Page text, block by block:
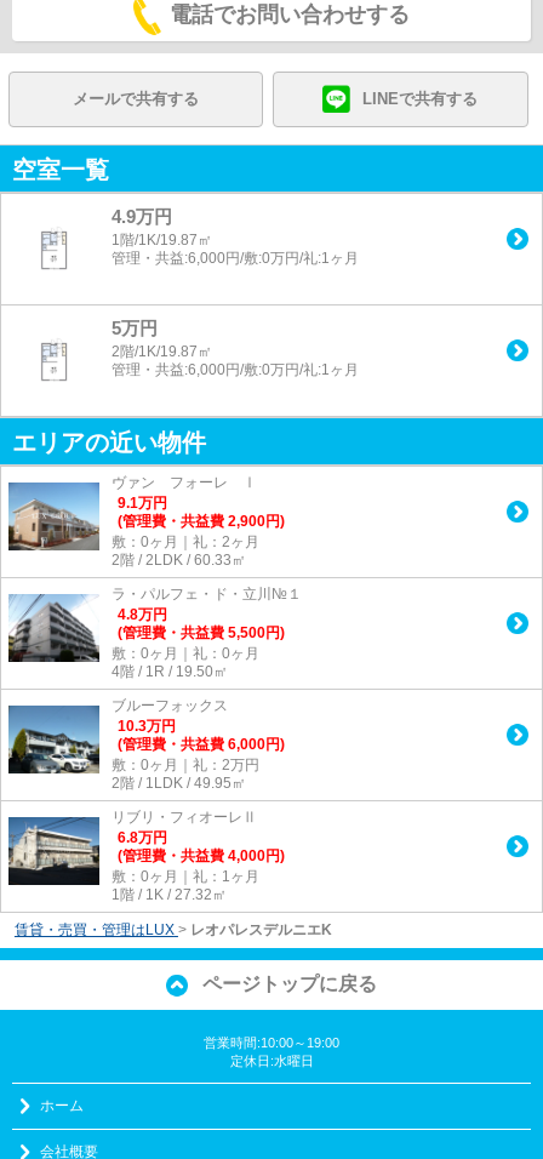
電話でお問い合わせする
メールで共有する LINEで共有する
空室一覧
4.9万円
1階/1K/19.87㎡
管理・共益:6,000円/敷:0万円/礼:1ヶ月
5万円
2階/1K/19.87㎡
管理・共益:6,000円/敷:0万円/礼:1ヶ月
エリアの近い物件
ヴァン フォーレ Ⅰ
9.1万円
(管理費・共益費 2,900円)
敷：0ヶ月｜礼：2ヶ月
2階 / 2LDK / 60.33㎡
ラ・パルフェ・ド・立川№１
4.8万円
(管理費・共益費 5,500円)
敷：0ヶ月｜礼：0ヶ月
4階 / 1R / 19.50㎡
ブルーフォックス
10.3万円
(管理費・共益費 6,000円)
敷：0ヶ月｜礼：2万円
2階 / 1LDK / 49.95㎡
リブリ・フィオーレⅡ
6.8万円
(管理費・共益費 4,000円)
敷：0ヶ月｜礼：1ヶ月
1階 / 1K / 27.32㎡
賃貸・売買・管理はLUX > レオパレスデルニエK
ページトップに戻る
営業時間:10:00～19:00
定休日:水曜日
ホーム
会社概要